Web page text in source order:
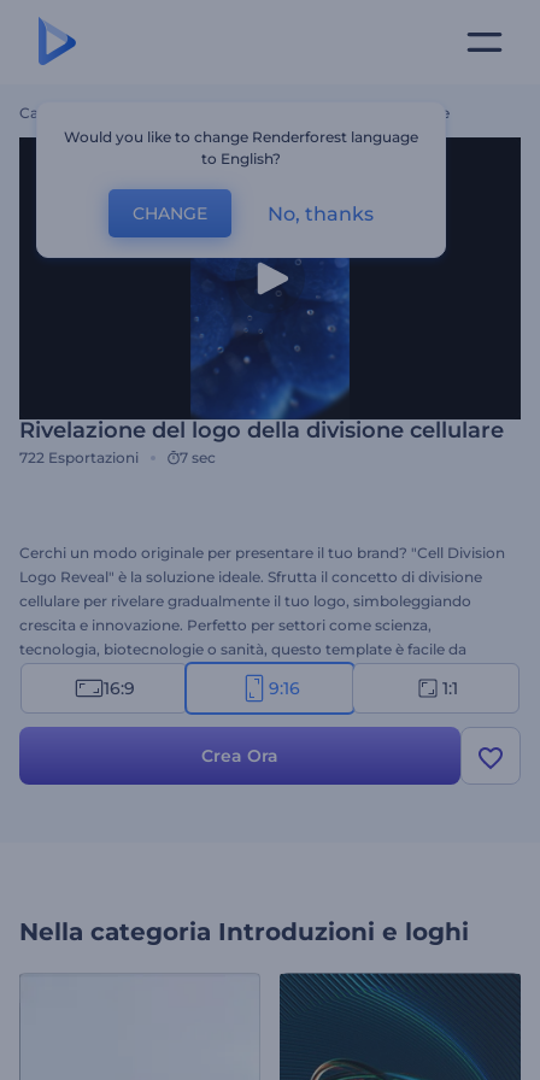
Casa Rivelazione Del Logo Della Divisione Cellulare
Rivelazione del logo della divisione cellulare
722 Esportazioni 7 sec
Cerchi un modo originale per presentare il tuo brand? "Cell Division
Logo Reveal" è la soluzione ideale. Sfrutta il concetto di divisione
cellulare per rivelare gradualmente il tuo logo, simboleggiando
crescita e innovazione. Perfetto per settori come scienza,
tecnologia, biotecnologie o sanità, questo template è facile da
personalizzare: basta aggiungere il tuo logo, il tuo slogan e una
musica di sottofondo in linea con l'immagine del tuo brand. Crea
16:9 9:16 1:1
Crea Ora
Nella categoria Introduzioni e loghi
Would you like to change Renderforest language
to English?
CHANGE No, thanks